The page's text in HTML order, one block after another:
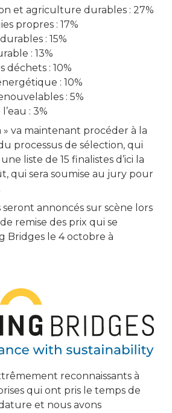
et agriculture durables : 27%
propres : 17%
: 15%
: 13%
déchets : 10%
: 10%
: 5%
: 3%
» va maintenant procéder à la
processus de sélection, qui
liste de 15 finalistes d’ici la
qui sera soumise au jury pour
seront annoncés sur scène lors
remise des prix qui se
Bridges le 4 octobre à
reconnaissants à
qui ont pris le temps de
et nous avons